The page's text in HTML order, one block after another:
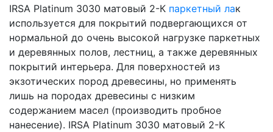
IRSA Platinum 3030 матовый 2-К паркетный лак
используется для покрытий подвергающихся от
нормальной до очень высокой нагрузке паркетных
и деревянных полов, лестниц, а также деревянных
покрытий интерьера. Для поверхностей из
экзотических пород древесины, но применять
лишь на породах древесины с низким
содержанием масел (производить пробное
нанесение). IRSA Platinum 3030 матовый 2-К